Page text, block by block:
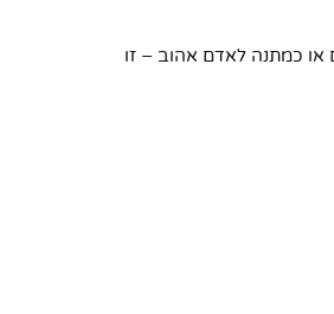
או כמתנה לאדם אהוב – זו